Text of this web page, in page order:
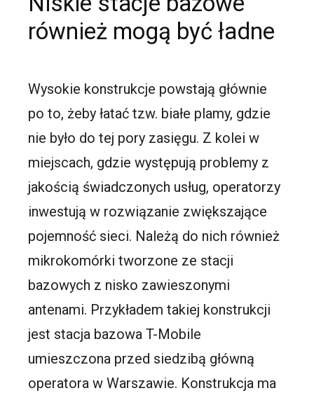
również mogą być ładne
Wysokie konstrukcje powstają głównie
po to, żeby łatać tzw. białe plamy, gdzie
nie było do tej pory zasięgu. Z kolei w
miejscach, gdzie występują problemy z
jakością świadczonych usług, operatorzy
inwestują w rozwiązanie zwiększające
pojemność sieci. Należą do nich również
mikrokomórki tworzone ze stacji
bazowych z nisko zawieszonymi
antenami. Przykładem takiej konstrukcji
jest stacja bazowa T-Mobile
umieszczona przed siedzibą główną
operatora w Warszawie. Konstrukcja ma